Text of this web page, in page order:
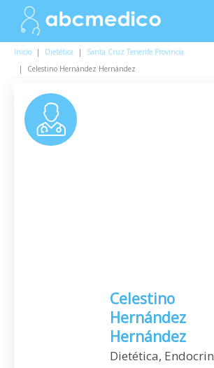
Inicio | Dietética |
Santa Cruz Tenerife Provincia
|
Celestino Hernández Hernández
Celestino
Hernández
Hernández
Dietética,